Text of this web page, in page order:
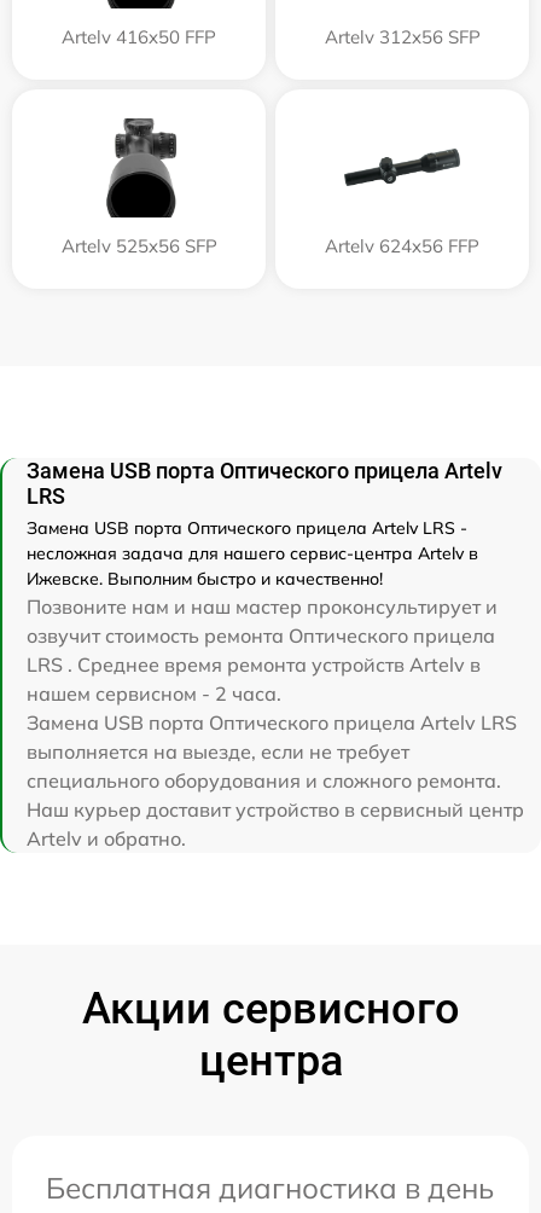
Artelv 416x50 FFP Artelv 312x56 SFP
Artelv 525x56 SFP Artelv 624x56 FFP
Замена USB порта Оптического прицела Artelv
LRS
Замена USB порта Оптического прицела Artelv LRS -
несложная задача для нашего сервис-центра Artelv в
Ижевске. Выполним быстро и качественно!
Позвоните нам и наш мастер проконсультирует и
озвучит стоимость ремонта Оптического прицела
LRS . Среднее время ремонта устройств Artelv в
нашем сервисном - 2 часа.
Замена USB порта Оптического прицела Artelv LRS
выполняется на выезде, если не требует
специального оборудования и сложного ремонта.
Наш курьер доставит устройство в сервисный центр
Artelv и обратно.
Акции сервисного
центра
Бесплатная диагностика в день